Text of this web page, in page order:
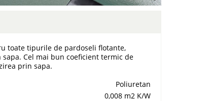
toate tipurile de pardoseli flotante,
Cel mai bun coeficient termic de
prin sapa.
Poliuretan
0,008 m2 K/W